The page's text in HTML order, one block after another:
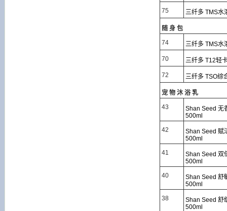
75 三纤多 TMS⽔
随身包
74
三纤多 TMS⽔
70 三纤多 T12轻
72 三纤多 TSO综
宠物沐浴乳
43
Shan Seed 无
500ml
42
Shan Seed 赋
500ml
41
Shan Seed 双
500ml
40
Shan Seed 舒
500ml
38
Shan Seed 舒
500ml